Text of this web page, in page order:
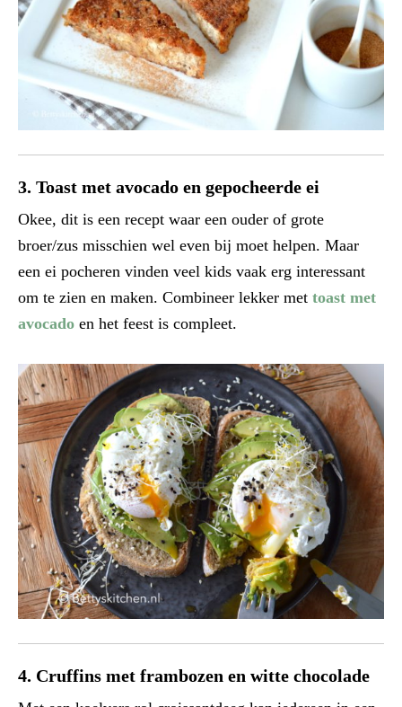
3. Toast met avocado en gepocheerde ei
Okee, dit is een recept waar een ouder of grote
broer/zus misschien wel even bij moet helpen. Maar
een ei pocheren vinden veel kids vaak erg interessant
om te zien en maken. Combineer lekker met toast met
avocado en het feest is compleet.
4. Cruffins met frambozen en witte chocolade